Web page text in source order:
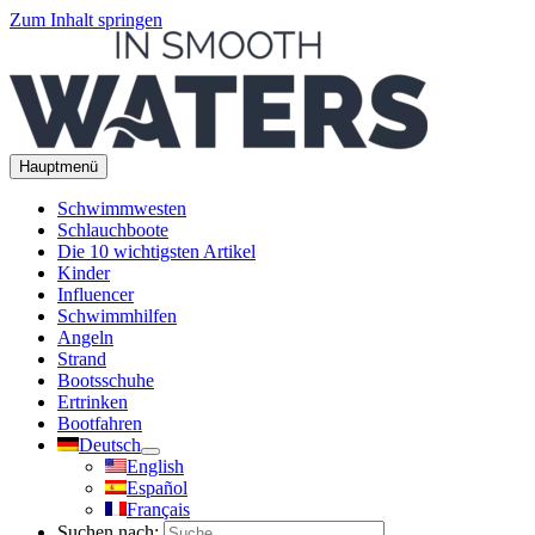
Zum Inhalt springen
Hauptmenü
Schwimmwesten
Schlauchboote
Die 10 wichtigsten Artikel
Kinder
Influencer
Schwimmhilfen
Angeln
Strand
Bootsschuhe
Ertrinken
Bootfahren
Deutsch
English
Español
Français